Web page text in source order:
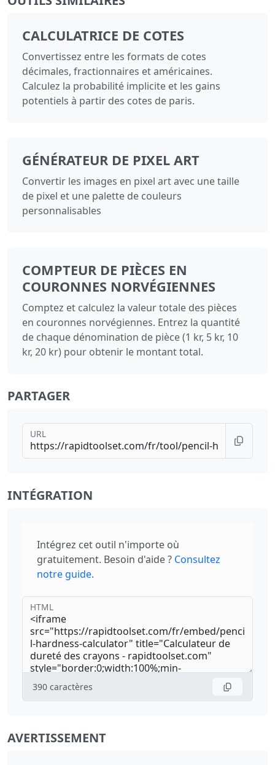
CALCULATRICE DE COTES
Convertissez entre les formats de cotes
décimales, fractionnaires et américaines.
Calculez la probabilité implicite et les gains
potentiels à partir des cotes de paris.
GÉNÉRATEUR DE PIXEL ART
Convertir les images en pixel art avec une taille
de pixel et une palette de couleurs
personnalisables
COMPTEUR DE PIÈCES EN
COURONNES NORVÉGIENNES
Comptez et calculez la valeur totale des pièces
en couronnes norvégiennes. Entrez la quantité
de chaque dénomination de pièce (1 kr, 5 kr, 10
kr, 20 kr) pour obtenir le montant total.
PARTAGER
URL
INTÉGRATION
Intégrez cet outil n'importe où
gratuitement. Besoin d'aide ? Consultez
notre guide.
HTML
390 caractères
AVERTISSEMENT